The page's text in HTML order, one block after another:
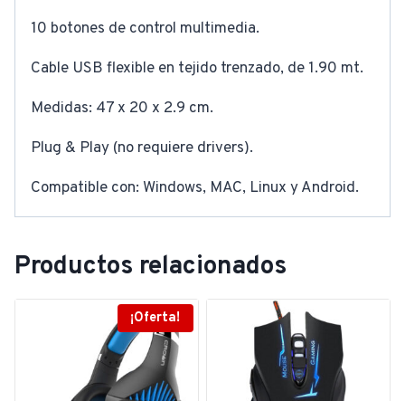
10 botones de control multimedia.
Cable USB flexible en tejido trenzado, de 1.90 mt.
Medidas: 47 x 20 x 2.9 cm.
Plug & Play (no requiere drivers).
Compatible con: Windows, MAC, Linux y Android.
Productos relacionados
¡Oferta!